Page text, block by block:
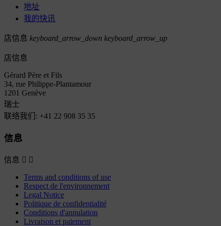
地址
我的快讯
店信息 keyboard_arrow_down keyboard_arrow_up
店信息
Gérard Père et Fils
34, rue Philippe-Plantamour
1201 Genève
瑞士
联络我们: +41 22 908 35 35
信息
信息  
Terms and conditions of use
Respect de l'environnement
Legal Notice
Politique de confidentialité
Conditions d'annulation
Livraison et paiement